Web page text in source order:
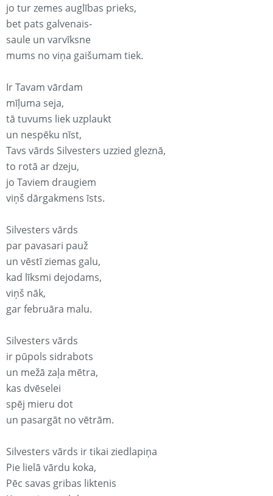
jo tur zemes auglības prieks,
bet pats galvenais-
saule un varvīksne
mums no viņa gaišumam tiek.
Ir Tavam vārdam
mīļuma seja,
tā tuvums liek uzplaukt
un nespēku nīst,
Tavs vārds Silvesters uzzied gleznā,
to rotā ar dzeju,
jo Taviem draugiem
viņš dārgakmens īsts.
Silvesters vārds
par pavasari pauž
un vēstī ziemas galu,
kad līksmi dejodams,
viņš nāk,
gar februāra malu.
Silvesters vārds
ir pūpols sidrabots
un mežā zaļa mētra,
kas dvēselei
spēj mieru dot
un pasargāt no vētrām.
Silvesters vārds ir tikai ziedlapiņa
Pie lielā vārdu koka,
Pēc savas gribas liktenis